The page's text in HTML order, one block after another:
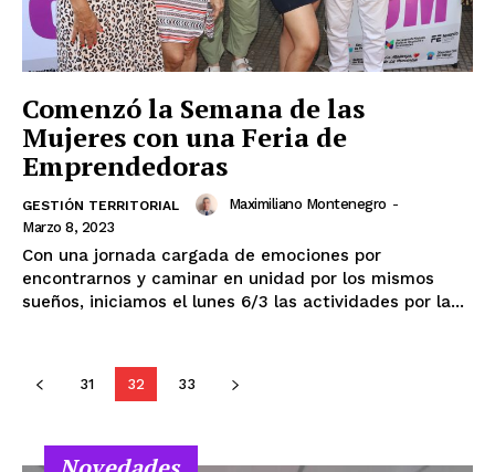
Comenzó la Semana de las
Mujeres con una Feria de
Emprendedoras
GESTIÓN TERRITORIAL Maximiliano Montenegro -
Marzo 8, 2023
Con una jornada cargada de emociones por
encontrarnos y caminar en unidad por los mismos
sueños, iniciamos el lunes 6/3 las actividades por la...
31 32 33